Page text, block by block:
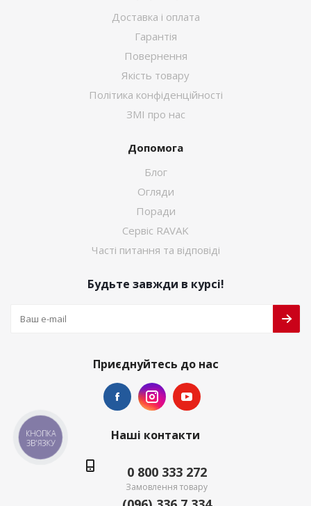
Доставка і оплата
Гарантія
Повернення
Якість товару
Політика конфіденційності
ЗМІ про нас
Допомога
Блог
Огляди
Поради
Сервіс RAVAK
Часті питання та відповіді
Будьте завжди в курсі!
Приєднуйтесь до нас
Наші контакти
0 800 333 272
Замовлення товару
КНОПКА
ЗВ'ЯЗКУ